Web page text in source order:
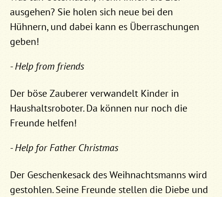
ausgehen? Sie holen sich neue bei den
Hühnern, und dabei kann es Überraschungen
geben!
- Help from friends
Der böse Zauberer verwandelt Kinder in
Haushaltsroboter. Da können nur noch die
Freunde helfen!
- Help for Father Christmas
Der Geschenkesack des Weihnachtsmanns wird
gestohlen. Seine Freunde stellen die Diebe und